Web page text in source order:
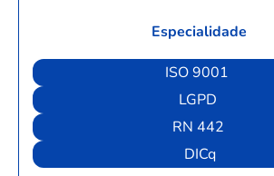
Especialidade
ISO 9001
LGPD
RN 442
DICq